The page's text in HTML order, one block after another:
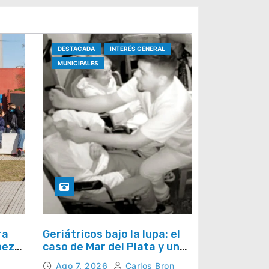
DESTACADA
INTERÉS GENERAL
MUNICIPALES
Geriátricos bajo la lupa: el
caso de Mar del Plata y una
pregunta que se repite en
Ago 7, 2026 Carlos Bron